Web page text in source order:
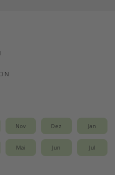
Nov Dez Jan
Mai Jun Jul